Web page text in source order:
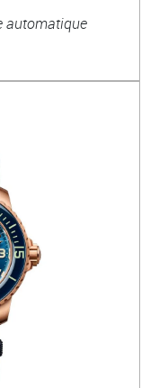
automatique